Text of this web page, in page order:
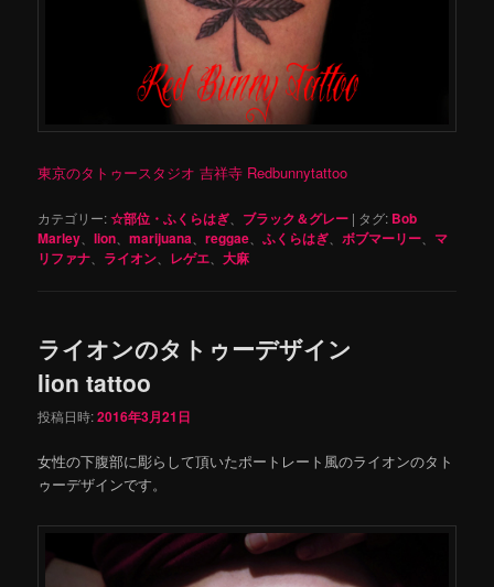
東京のタトゥースタジオ 吉祥寺 Redbunnytattoo
カテゴリー:☆部位・ふくらはぎ ブラック＆グレー | タグ: Bob
Marley 、lion 、marijuana 、reggae 、ふくらはぎ ボブマーリー
マ
リファナ
ライオン レゲエ 、大麻
ライオンのタトゥーデザイン
lion tattoo
投稿日時:2016年3月21日
女性の下腹部に彫らして頂いたポートレート風のライオンのタト
ゥーデザインです。